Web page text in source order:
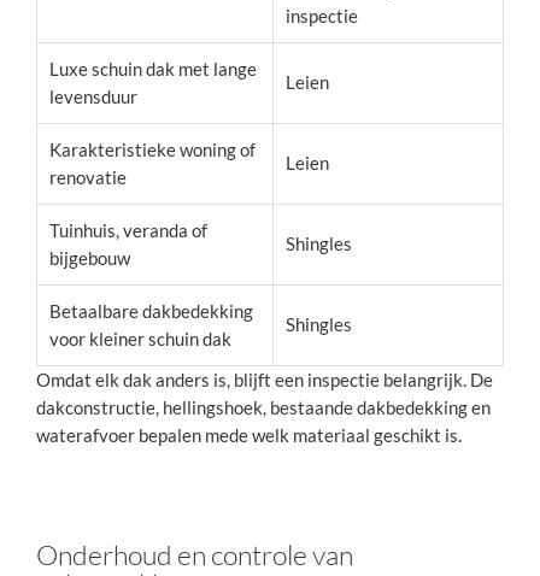
inspectie
Luxe schuin dak met lange
levensduur
Leien
Karakteristieke woning of
renovatie
Leien
Tuinhuis, veranda of
bijgebouw
Shingles
Betaalbare dakbedekking
voor kleiner schuin dak
Shingles
Omdat elk dak anders is, blijft een inspectie belangrijk. De
dakconstructie, hellingshoek, bestaande dakbedekking en
waterafvoer bepalen mede welk materiaal geschikt is.
Onderhoud en controle van